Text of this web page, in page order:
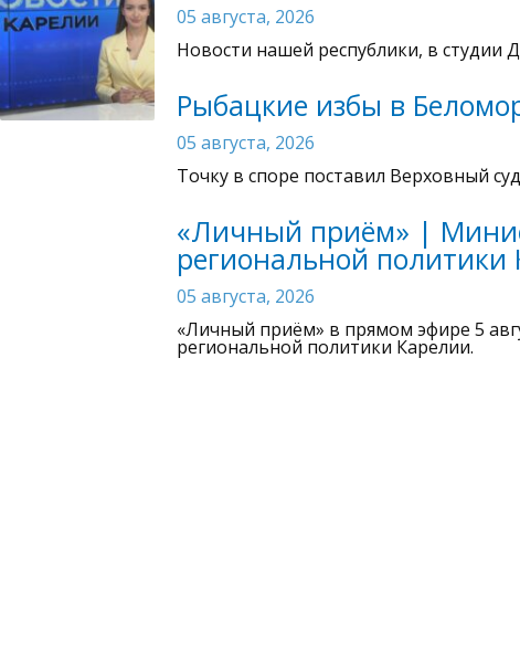
05 августа, 2026
Новости нашей республики, в студии
Рыбацкие избы в
05 августа, 2026
Точку в споре поставил Верховный
«Личный приём» |
региональной политики
05 августа, 2026
«Личный приём» в прямом эфире 5
региональной политики Карелии.